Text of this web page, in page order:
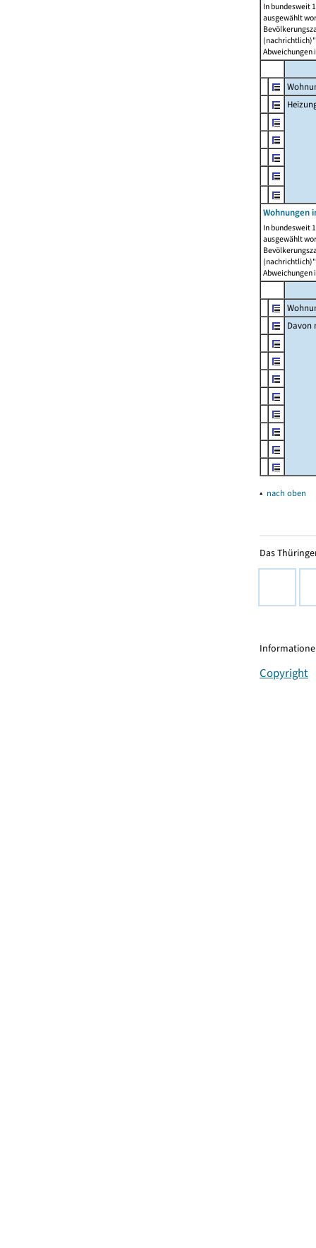
In bundesweit
ausgewählt
Abweichungen
Wohnungen
In bundesweit
ausgewählt
Abweichungen
Davon
▴ nach oben
Das
Copyright